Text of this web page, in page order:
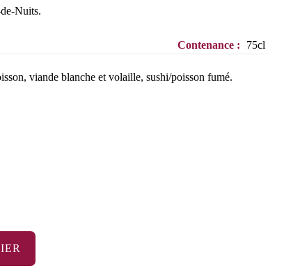
Nuits.
Contenance : 75cl
viande blanche et volaille, sushi/poisson fumé.